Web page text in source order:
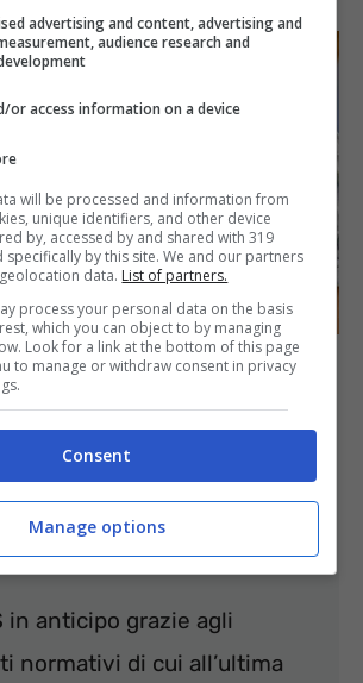
per OSS:
lavoro gravoso, la
norma che non tutti
Claudio Garau
in anticipo grazie agli
normativi di cui all’ultima
advertising and content, advertising and
audience research and
or access information on a device
will be processed and information from
unique identifiers, and other device
by, accessed by and shared with 319
specifically by this site. We and our partners
data. List of partners.
process your personal data on the basis
which you can object to by managing
Look for a link at the bottom of this page
to manage or withdraw consent in privacy
Consent
Manage options